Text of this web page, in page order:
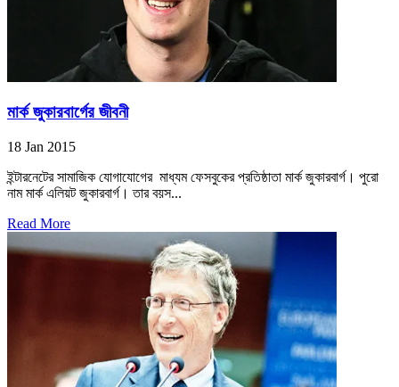
মার্ক জুকারবার্গের জীবনী
18 Jan 2015
ইন্টারনেটের সামাজিক যোগাযোগের মাধ্যম ফেসবুকের প্রতিষ্ঠাতা মার্ক জুকারবার্গ। পুরো
নাম মার্ক এলিয়ট জুকারবার্গ। তার বয়স...
Read More